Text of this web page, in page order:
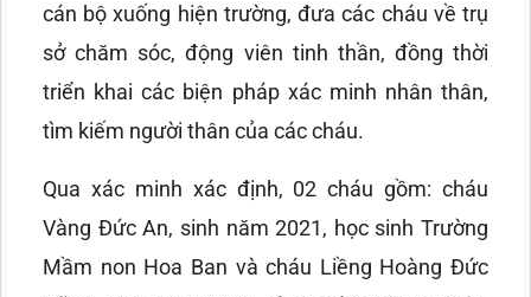
cán bộ xuống hiện trường, đưa các cháu về trụ
sở chăm sóc, động viên tinh thần, đồng thời
triển khai các biện pháp xác minh nhân thân,
tìm kiếm người thân của các cháu.
Qua xác minh xác định, 02 cháu gồm: cháu
Vàng Đức An, sinh năm 2021, học sinh Trường
Mầm non Hoa Ban và cháu Liềng Hoàng Đức